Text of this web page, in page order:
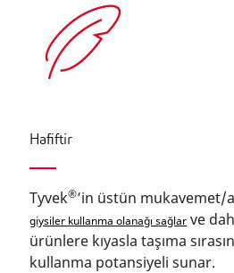
Hafiftir
Tyvek®’in üstün mukavemet/
giysiler kullanma olanağı sağlar ve
ürünlere kıyasla taşıma
kullanma potansiyeli sunar.